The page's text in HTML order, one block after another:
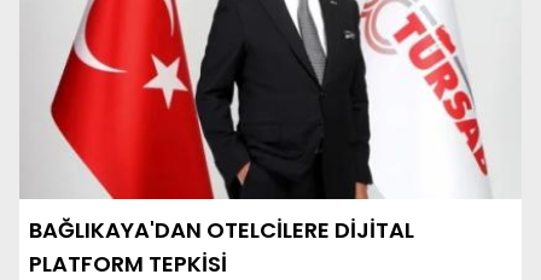
BAĞLIKAYA'DAN OTELCİLERE DİJİTAL
PLATFORM TEPKİSİ